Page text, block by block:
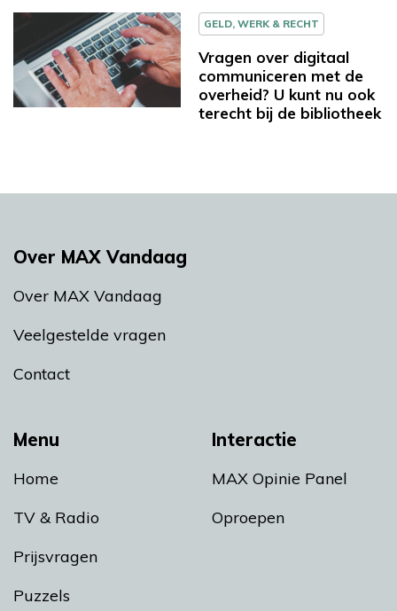
GELD, WERK & RECHT
Vragen over digitaal
communiceren met de
overheid? U kunt nu ook
terecht bij de bibliotheek
Menu
Home
TV & Radio
Prijsvragen
Puzzels
Interactie
MAX Opinie Panel
Oproepen
Over MAX Vandaag
Over MAX Vandaag
Veelgestelde vragen
Contact